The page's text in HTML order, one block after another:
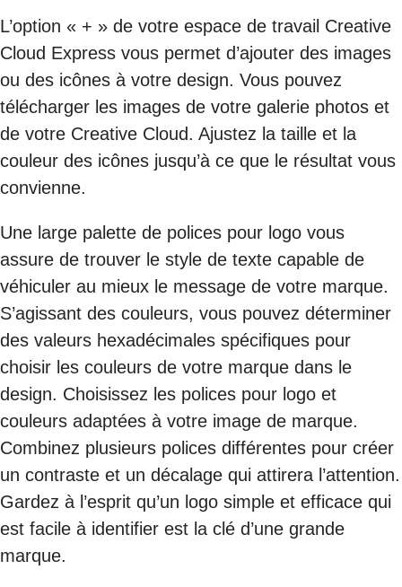
L’option « + » de votre espace de travail Creative
Cloud Express vous permet d’ajouter des images
ou des icônes à votre design. Vous pouvez
télécharger les images de votre galerie photos et
de votre Creative Cloud. Ajustez la taille et la
couleur des icônes jusqu’à ce que le résultat vous
convienne.
Une large palette de polices pour logo vous
assure de trouver le style de texte capable de
véhiculer au mieux le message de votre marque.
S’agissant des couleurs, vous pouvez déterminer
des valeurs hexadécimales spécifiques pour
choisir les couleurs de votre marque dans le
design. Choisissez les polices pour logo et
couleurs adaptées à votre image de marque.
Combinez plusieurs polices différentes pour créer
un contraste et un décalage qui attirera l’attention.
Gardez à l’esprit qu’un logo simple et efficace qui
est facile à identifier est la clé d’une grande
marque.